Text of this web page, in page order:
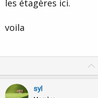
les étagères ici.
voila
syl